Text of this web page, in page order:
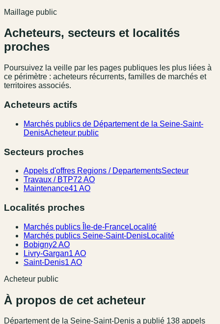
Maillage public
Acheteurs, secteurs et localités
proches
Poursuivez la veille par les pages publiques les plus liées à
ce périmètre : acheteurs récurrents, familles de marchés et
territoires associés.
Acheteurs actifs
Marchés publics de Département de la Seine-Saint-
DenisAcheteur public
Secteurs proches
Appels d'offres Regions / DepartementsSecteur
Travaux / BTP72 AO
Maintenance41 AO
Localités proches
Marchés publics Île-de-FranceLocalité
Marchés publics Seine-Saint-DenisLocalité
Bobigny2 AO
Livry-Gargan1 AO
Saint-Denis1 AO
Acheteur public
À propos de cet acheteur
Département de la Seine-Saint-Denis a publié 138 appel s